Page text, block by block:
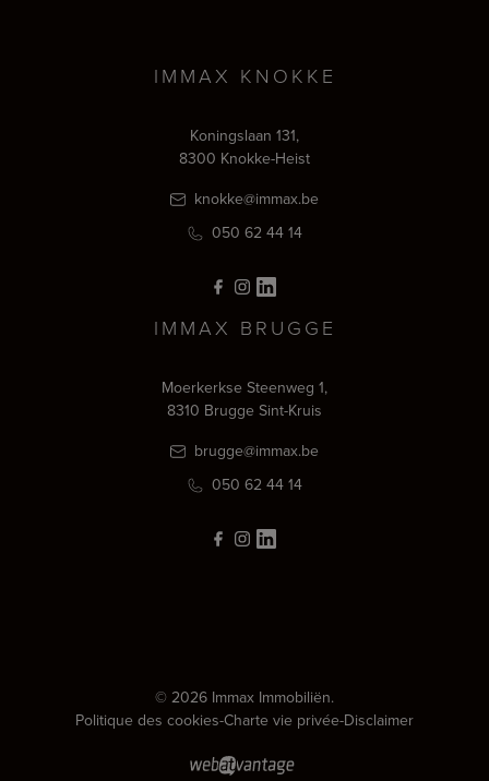
IMMAX KNOKKE
Koningslaan 131,
8300 Knokke-Heist
knokke@immax.be
050 62 44 14
IMMAX BRUGGE
Moerkerkse Steenweg 1,
8310 Brugge Sint-Kruis
brugge@immax.be
050 62 44 14
© 2026 Immax Immobiliën.
Politique des cookies-Charte vie privée-Disclaimer